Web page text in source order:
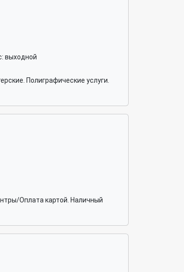
выходной
Полиграфические услуги.
Оплата картой. Наличный